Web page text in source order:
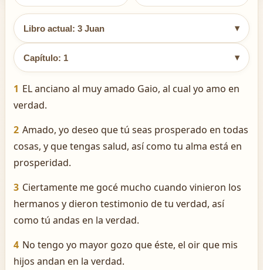
Libro actual: 3 Juan ▾
Capítulo: 1 ▾
1 EL anciano al muy amado Gaio, al cual yo amo en
verdad.
2 Amado, yo deseo que tú seas prosperado en todas
cosas, y que tengas salud, así como tu alma está en
prosperidad.
3 Ciertamente me gocé mucho cuando vinieron los
hermanos y dieron testimonio de tu verdad, así
como tú andas en la verdad.
4 No tengo yo mayor gozo que éste, el oir que mis
hijos andan en la verdad.